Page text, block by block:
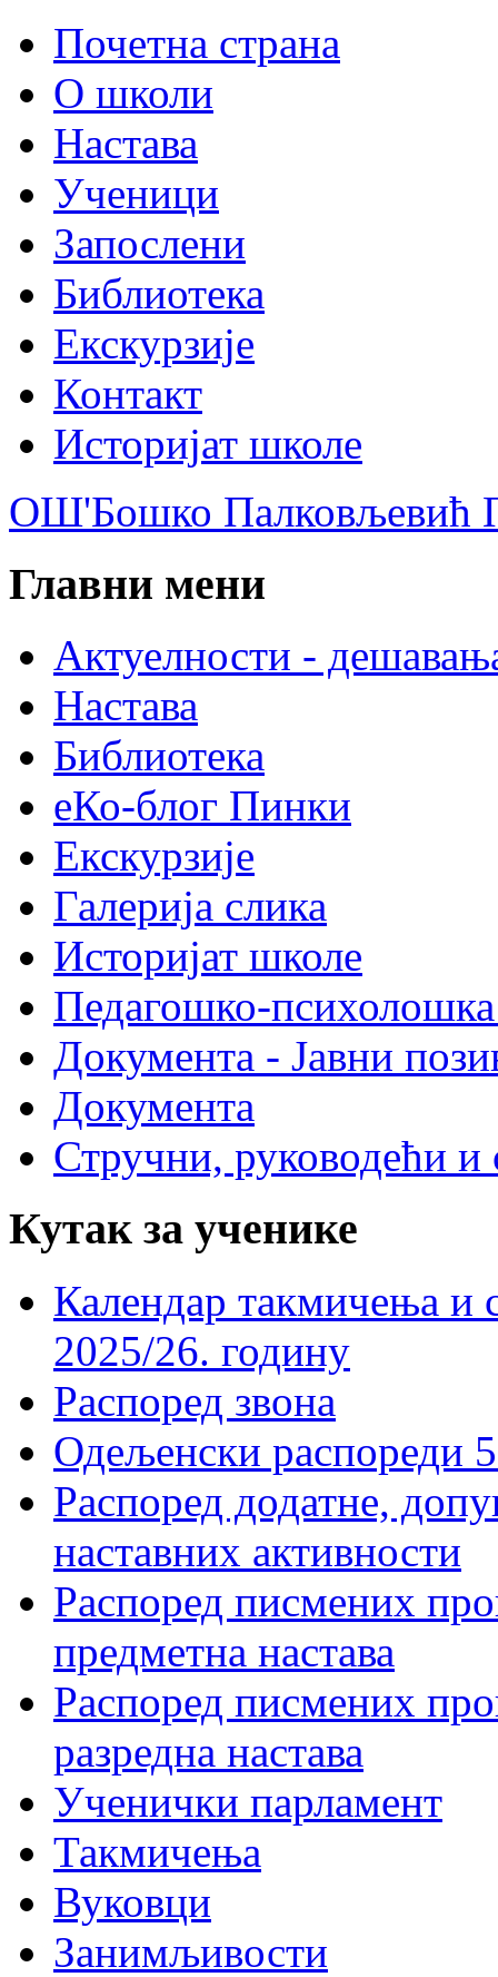
Почетна страна
О школи
Настава
Ученици
Запослени
Библиотека
Екскурзије
Контакт
Историјат школе
ОШ'Бошко Палковљевић
Главни мени
Актуелности -
Настава
Библиотека
еКо-блог Пинки
Екскурзије
Галерија слика
Историјат школе
Педагошко-психолошка
Документа - Јавни
Документа
Стручни, руководећи и
Кутак за ученике
Календар такмичења
2025/26. годину
Распоред звона
Одељенски распореди
Распоред додатне,
наставних активности
Распоред писмених
предметна настава
Распоред писмених
разредна настава
Ученички парламент
Такмичења
Вуковци
Занимљивости